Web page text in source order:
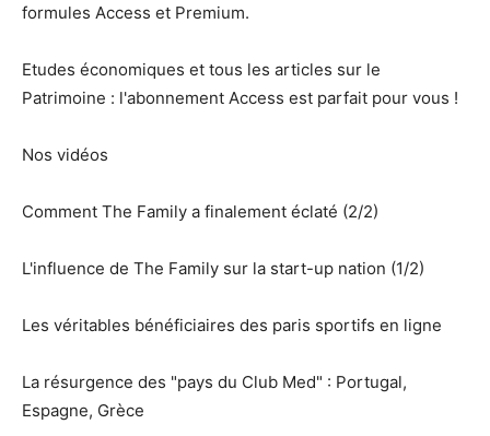
formules Access et Premium.
Etudes économiques et tous les articles sur le
Patrimoine : l'abonnement Access est parfait pour vous !
Nos vidéos
Comment The Family a finalement éclaté (2/2)
L'influence de The Family sur la start-up nation (1/2)
Les véritables bénéficiaires des paris sportifs en ligne
La résurgence des "pays du Club Med" : Portugal,
Espagne, Grèce